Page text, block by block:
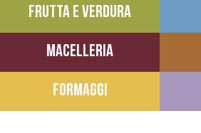
FRUTTA E VERDURA
MACELLERIA
FORMAGGI